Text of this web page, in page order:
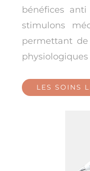
bénéfices
stimulons
permettant
LES SOINS